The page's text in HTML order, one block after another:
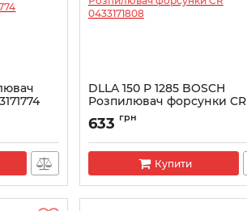
DLLA 150 P 1285 BOSCH
Розпилювач форсунки CR
0433171808
Артикул:
633 грн
Купити